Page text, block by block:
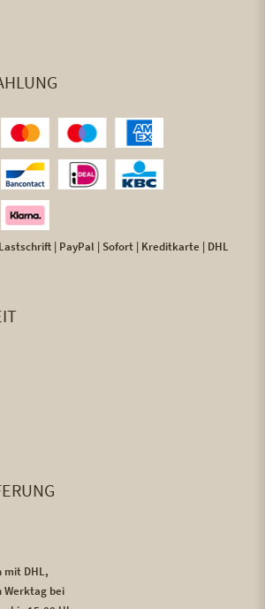
| PayPal | Sofort | Kreditkarte | DHL
mit DHL,
Werktag bei